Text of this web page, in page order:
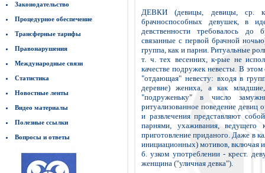
Законодательство
Процедурное обеспечение
Трансферные тарифы
Правонарушения
Международные связи
Статистика
Новостные ленты
Видео материалы
Полезные ссылки
Вопросы и ответы
ДЕВКИ (девицы, девицы, ср.
брачноспособных девушек, в
девственности требовалось до
связанные с первой брачной
группа, как и парни. Ритуальные
т. ч. тех весенних, к-рые не
качестве подружек невесты. В
"отдающая" невесту: входя в
деревне) жениха, а как
"подруженьку" в число
ритуализованное поведение
и развлечения представляют
парнями, ухаживания,
приготовление приданого. Даже в
инициационных) мотивов, включая
б. узком употреблении - крест.
женщина ("уличная девка").